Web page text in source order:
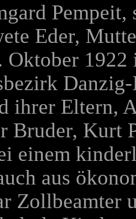
Pempeit,
Eder,
Oktober
ihrer Eltern,
Bruder, Kurt
einem
aus
Zollbeamter